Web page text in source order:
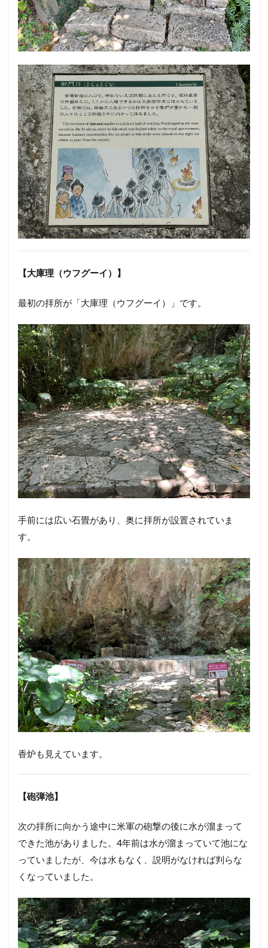
【大庫理（ウフグーイ）】
最初の拝所が「大庫理（ウフグーイ）」です。
手前には広い石畳があり、奥に拝所が設置されていま
す。
香炉も見えています。
【砲弾池】
次の拝所に向かう途中に米軍の砲撃の後に水が溜まって
できた池がありました。4年前は水が溜まっていて池にな
っていましたが、今は水もなく、説明がなければ判らな
くなっていました。